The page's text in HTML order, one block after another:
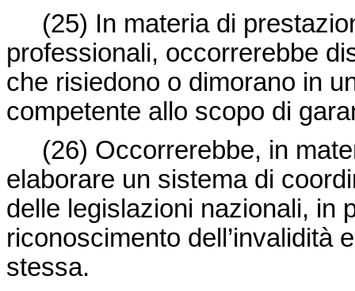
(25) In materia di
professionali, occorrerebbe
che risiedono o dimorano in
competente allo scopo di
(26) Occorrerebbe, in
elaborare un sistema di
delle legislazioni nazionali, in
riconoscimento dell’invalidità
stessa.